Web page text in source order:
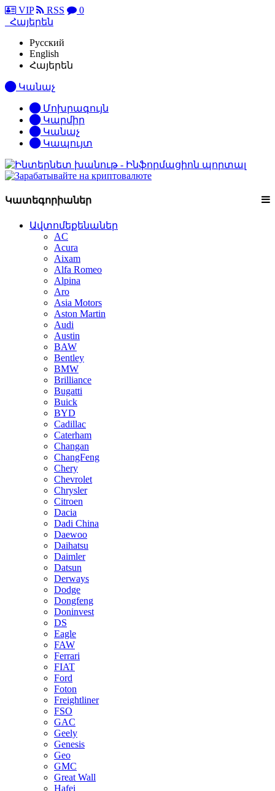
VIP RSS
0
Հայերեն
Русский
English
Հայերեն
Կանաչ
Մոխրագույն
Կարմիր
Կանաչ
Կապույտ
Կատեգորիաներ
Ավտոմեքենաներ
AC
Acura
Aixam
Alfa Romeo
Alpina
Aro
Asia Motors
Aston Martin
Audi
Austin
BAW
Bentley
BMW
Brilliance
Bugatti
Buick
BYD
Cadillac
Caterham
Changan
ChangFeng
Chery
Chevrolet
Chrysler
Citroen
Dacia
Dadi China
Daewoo
Daihatsu
Daimler
Datsun
Derways
Dodge
Dongfeng
Doninvest
DS
Eagle
FAW
Ferrari
FIAT
Ford
Foton
Freightliner
FSO
GAC
Geely
Genesis
Geo
GMC
Great Wall
Hafei